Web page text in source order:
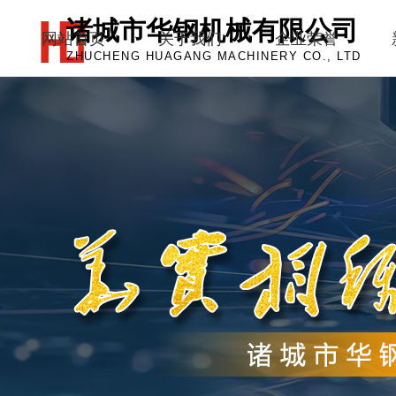
诸城市华钢机械有限公司
ZHUCHENG HUAGANG MACHINERY CO., LTD
网站首页 关于我们 企业荣誉